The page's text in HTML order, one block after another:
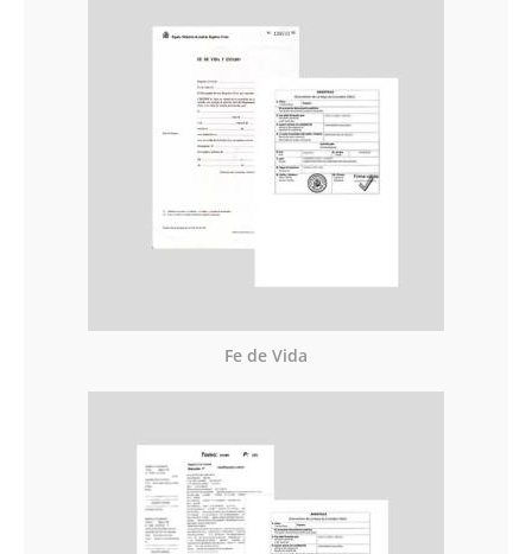
Fe de Vida